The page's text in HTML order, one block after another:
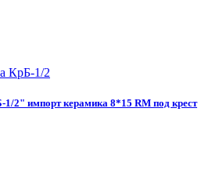
1/2" импорт керамика 8*15 RM под крест